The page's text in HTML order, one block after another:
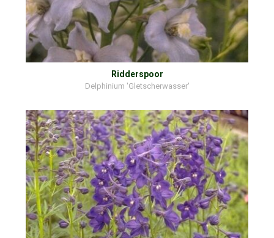
Ridderspoor
Delphinium 'Gletscherwasser'